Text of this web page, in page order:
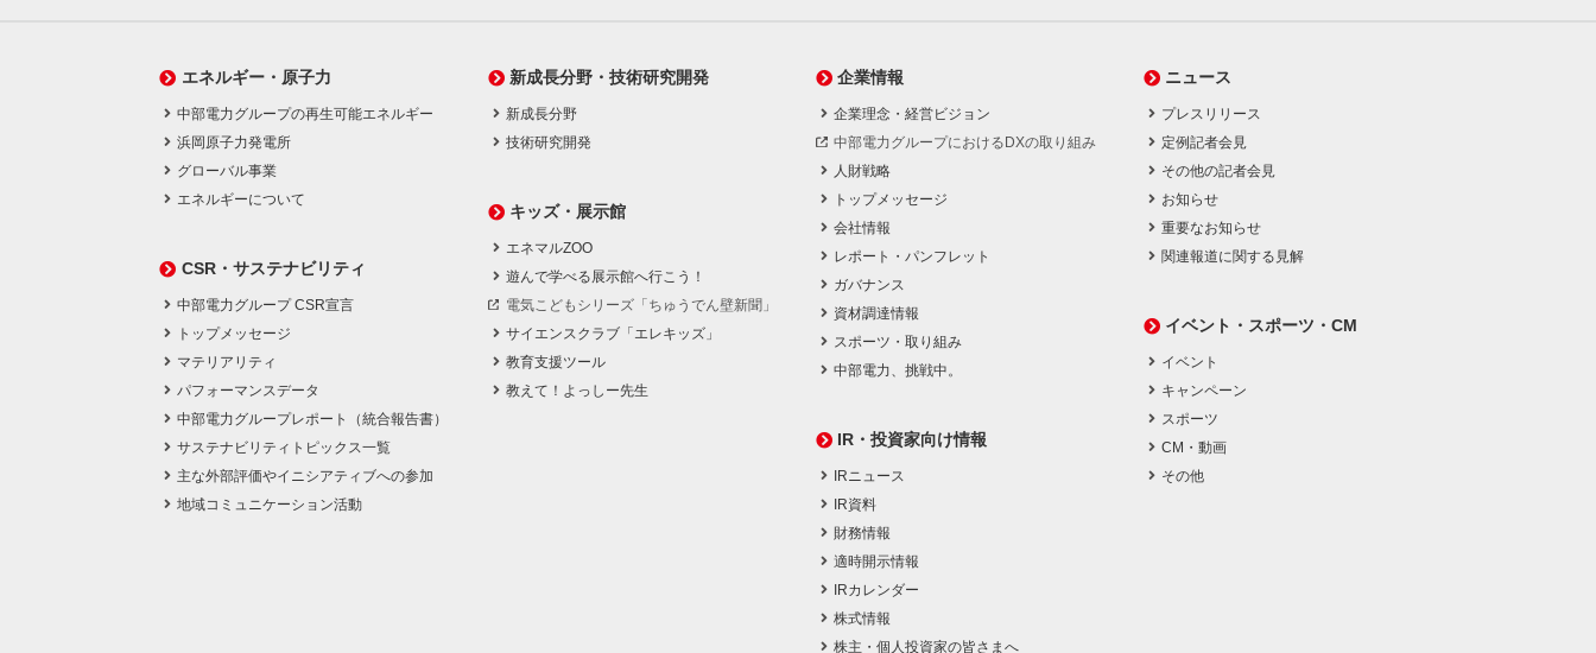
エネルギー・原子力
中部電力グループの再生可能エネルギー
浜岡原子力発電所
グローバル事業
エネルギーについて
CSR・サステナビリティ
中部電力グループ CSR宣言
トップメッセージ
マテリアリティ
パフォーマンスデータ
中部電力グループレポート（統合報告書）
サステナビリティトピックス一覧
主な外部評価やイニシアティブへの参加
地域コミュニケーション活動
新成長分野・技術研究開発
新成長分野
技術研究開発
キッズ・展示館
エネマルZOO
遊んで学べる展示館へ行こう！
電気こどもシリーズ「ちゅうでん壁新聞」
サイエンスクラブ「エレキッズ」
教育支援ツール
教えて！よっしー先生
企業情報
企業理念・経営ビジョン
中部電力グループにおけるDXの取り組み
人財戦略
トップメッセージ
会社情報
レポート・パンフレット
ガバナンス
資材調達情報
スポーツ・取り組み
中部電力、挑戦中。
IR・投資家向け情報
IRニュース
IR資料
財務情報
適時開示情報
IRカレンダー
株式情報
株主・個人投資家の皆さまへ
ニュース
プレスリリース
定例記者会見
その他の記者会見
お知らせ
重要なお知らせ
関連報道に関する見解
イベント・スポーツ・CM
イベント
キャンペーン
スポーツ
CM・動画
その他